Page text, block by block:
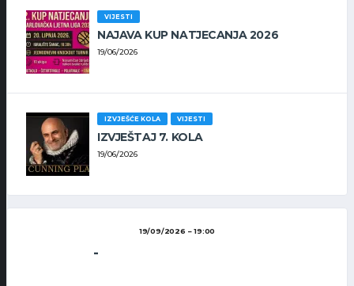
VIJESTI
NAJAVA KUP NATJECANJA 2026
19/06/2026
IZVJEŠĆE KOLA VIJESTI
IZVJEŠTAJ 7. KOLA
19/06/2026
19/09/2026 19:00
-